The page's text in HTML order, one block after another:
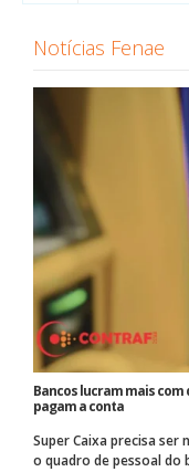
Notícias Fenae
Bancos lucram mais
pagam a conta
Super Caixa precisa
o quadro de pessoal do